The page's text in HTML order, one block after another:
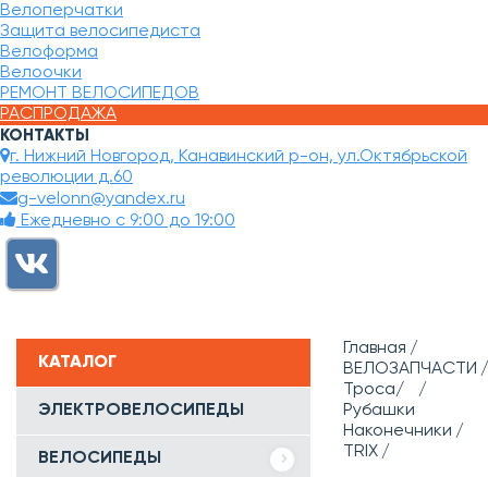
Велоперчатки
Защита велосипедиста
Велоформа
Велоочки
РЕМОНТ ВЕЛОСИПЕДОВ
РАСПРОДАЖА
КОНТАКТЫ
г. Нижний Новгород, Канавинский р-он, ул.Октябрьской
революции д.60
g-velonn@yandex.ru
Ежедневно с 9:00 до 19:00
КАТАЛОГ
ЭЛЕКТРОВЕЛОСИПЕДЫ
ВЕЛОСИПЕДЫ
Главная
ВЕЛОЗАПЧАСТИ
Троса/
Рубашки
Наконечники
TRIX